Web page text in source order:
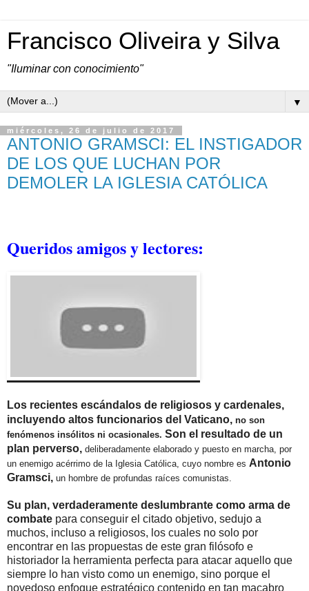
Francisco Oliveira y Silva
"Iluminar con conocimiento"
▼
miércoles, 26 de julio de 2017
ANTONIO GRAMSCI: EL INSTIGADOR
DE LOS QUE LUCHAN POR
DEMOLER LA IGLESIA CATÓLICA
Queridos amigos y lectores:
Los recientes escándalos de religiosos y cardenales,
incluyendo altos funcionarios del Vaticano, no son
fenómenos insólitos ni ocasionales. Son el resultado de un
plan perverso, deliberadamente elaborado y puesto en marcha, por
un enemigo acérrimo de la Iglesia Católica, cuyo nombre es Antonio
Gramsci, un hombre de profundas raíces comunistas.
Su plan, verdaderamente deslumbrante como arma de
combate para conseguir el citado objetivo, sedujo a
muchos, incluso a religiosos, los cuales no solo por
encontrar en las propuestas de este gran filósofo e
historiador la herramienta perfecta para atacar aquello que
siempre lo han visto como un enemigo, sino porque el
novedoso enfoque estratégico contenido en tan macabro